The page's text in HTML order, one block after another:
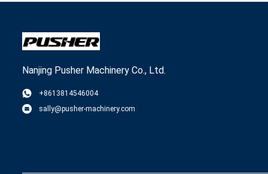
Nanjing Pusher Machinery Co., Ltd.
+8613814546004
sally@pusher-machinery.com